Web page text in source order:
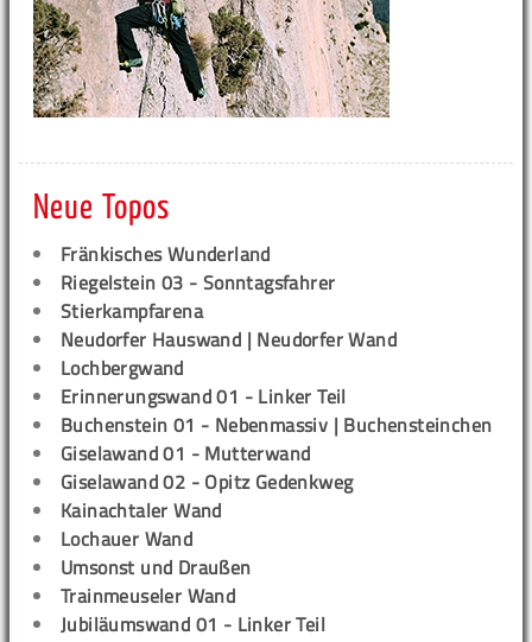
Neue Topos
Fränkisches Wunderland
Riegelstein 03 - Sonntagsfahrer
Stierkampfarena
Neudorfer Hauswand | Neudorfer Wand
Lochbergwand
Erinnerungswand 01 - Linker Teil
Buchenstein 01 - Nebenmassiv | Buchensteinchen
Giselawand 01 - Mutterwand
Giselawand 02 - Opitz Gedenkweg
Kainachtaler Wand
Lochauer Wand
Umsonst und Draußen
Trainmeuseler Wand
Jubiläumswand 01 - Linker Teil